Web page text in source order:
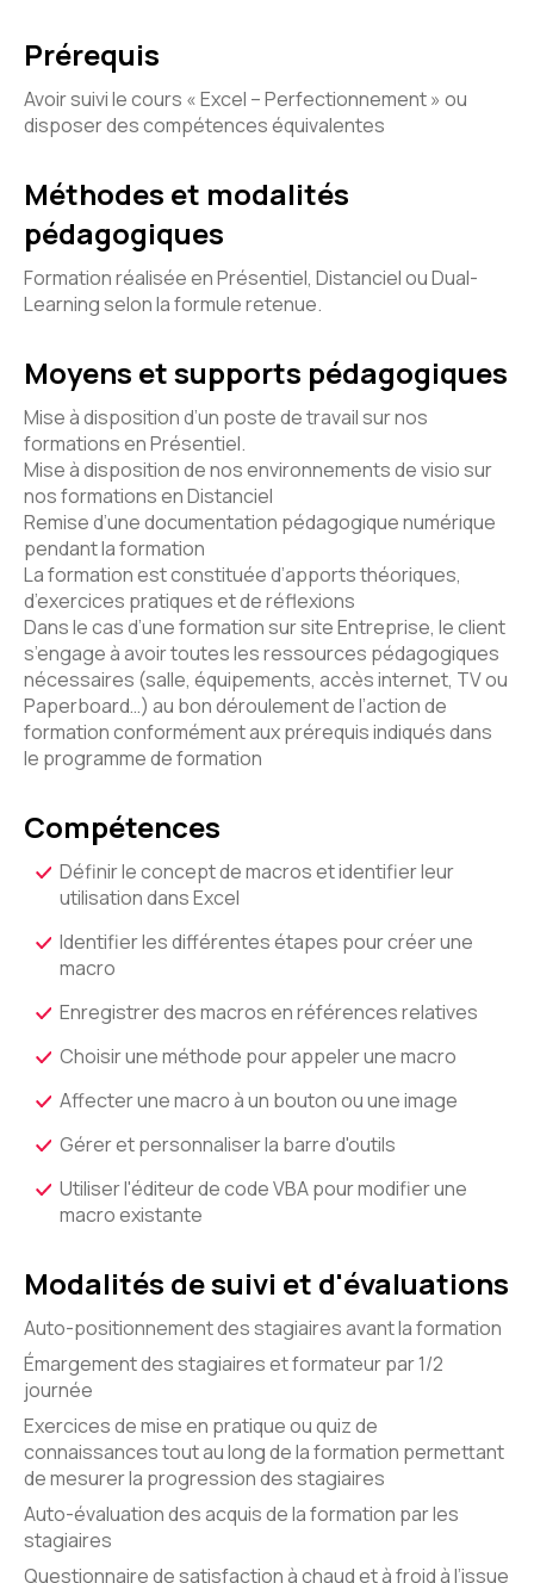
Prérequis
Avoir suivi le cours « Excel – Perfectionnement » ou
disposer des compétences équivalentes
Méthodes et modalités
pédagogiques
Formation réalisée en Présentiel, Distanciel ou Dual-
Learning selon la formule retenue.
Moyens et supports pédagogiques
Mise à disposition d’un poste de travail sur nos
formations en Présentiel.
Mise à disposition de nos environnements de visio sur
nos formations en Distanciel
Remise d’une documentation pédagogique numérique
pendant la formation
La formation est constituée d’apports théoriques,
d’exercices pratiques et de réflexions
Dans le cas d’une formation sur site Entreprise, le client
s’engage à avoir toutes les ressources pédagogiques
nécessaires (salle, équipements, accès internet, TV ou
Paperboard…) au bon déroulement de l’action de
formation conformément aux prérequis indiqués dans
le programme de formation
Compétences
Définir le concept de macros et identifier leur
utilisation dans Excel
Identifier les différentes étapes pour créer une
macro
Enregistrer des macros en références relatives
Choisir une méthode pour appeler une macro
Affecter une macro à un bouton ou une image
Gérer et personnaliser la barre d'outils
Utiliser l'éditeur de code VBA pour modifier une
macro existante
Modalités de suivi et d'évaluations
Auto-positionnement des stagiaires avant la formation
Émargement des stagiaires et formateur par 1/2
journée
Exercices de mise en pratique ou quiz de
connaissances tout au long de la formation permettant
de mesurer la progression des stagiaires
Auto-évaluation des acquis de la formation par les
stagiaires
Questionnaire de satisfaction à chaud et à froid à l’issue